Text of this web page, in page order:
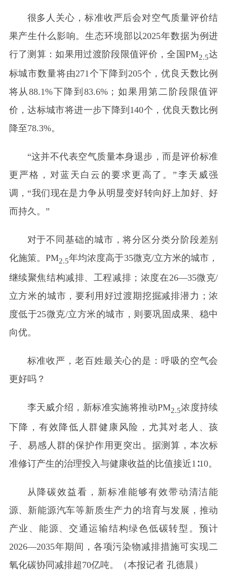
很多人关心，标准收严后会对空气质量评价结
果产生什么影响。生态环境部以2025年数据为例进
行了测算：如果用过渡阶段限值评价，全国PM2.5达
标城市数量将由271个下降到205个，优良天数比例
将从88.1%下降到83.6%；如果用第二阶段限值评
价，达标城市将进一步下降到140个，优良天数比例
降至78.3%。
“这并不代表空气质量本身退步，而是评价标准
更严格，对蓝天白云的要求更高了。”李天威强
调，“我们现在是力争从明显变好转向好上加好、好
而持久。”
对于不同基础的城市，将分区分类分阶段差别
化施策。PM2.5年均浓度高于35微克/立方米的城市，
继续聚焦结构减排、工程减排；浓度在26—35微克/
立方米的城市，要利用好过渡期挖掘减排潜力；浓
度低于25微克/立方米的城市，则要巩固成果、稳中
向优。
标准收严，老百姓最关心的是：呼吸的空气会
更好吗？
李天威介绍，新标准实施将推动PM2.5浓度持续
下降，有效降低人群健康风险，尤其对老人、孩
子、易感人群的保护作用更突出。据测算，本次标
准修订产生的治理投入与健康收益的比值接近1∶10。
从降碳效益看，新标准能够有效带动清洁能
源、新能源汽车等新质生产力的培育与发展，推动
产业、能源、交通运输结构绿色低碳转型。预计
2026—2035年期间，各项污染物减排措施可实现二
氧化碳协同减排超70亿吨。（本报记者 孔德晨 ）